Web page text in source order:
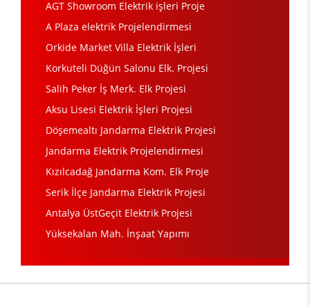
AGT Showroom Elektrik işleri Proje
A Plaza elektrik Projelendirmesi
Orkide Market Villa Elektrik İşleri
Korkuteli Düğün Salonu Elk. Projesi
Salih Peker İş Merk. Elk Projesi
Aksu Lisesi Elektrik İşleri Projesi
Döşemealtı Jandarma Elektrik Projesi
Jandarma Elektrik Projelendirmesi
Kızılcadağ Jandarma Kom. Elk Proje
Serik İlçe Jandarma Elektrik Projesi
Antalya ÜstGeçit Elektrik Projesi
Yüksekalan Mah. İnşaat Yapımı